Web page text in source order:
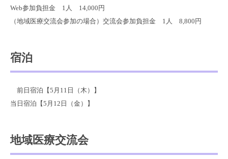
Web参加負担金 1人 14,000円
（地域医療交流会参加の場合）交流会参加負担金 1人 8,800円
宿泊
前日宿泊【5月11日（木）】
当日宿泊【5月12日（金）】
地域医療交流会